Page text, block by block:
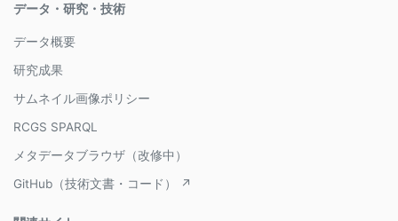
データ・研究・技術
データ概要
研究成果
サムネイル画像ポリシー
RCGS SPARQL
メタデータブラウザ（改修中）
GitHub（技術文書・コード） ↗